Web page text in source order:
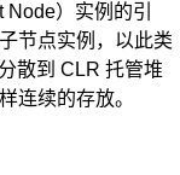
）实例的引
节点实例，以此类
散到 CLR 托管堆
连续的存放。